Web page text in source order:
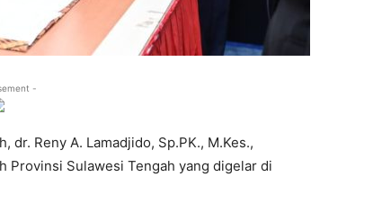
-
dr. Reny A. Lamadjido, Sp.PK., M.Kes.,
Provinsi Sulawesi Tengah yang digelar di